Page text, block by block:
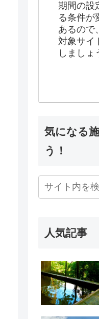
期間の設
る条件が
あるので
対象サイ
しましょ
気になる
う！
人気記事